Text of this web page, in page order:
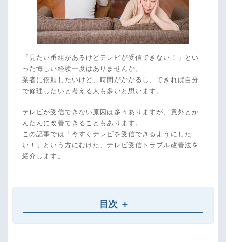
「見たい番組があるけどテレビが受信できない！」とい
った悔しい経験一度はありませんか。
業者に依頼したいけど、時間がかかるし、できれば自分
で修理したいと考える人も多いと思います。
テレビが受信できない原因は多々ありますが、意外とか
んたんに改善できることもあります。
この記事では「今すぐテレビを受信できるようにした
い！」という方にむけた、テレビ受信トラブル改善法を
紹介します。
目次